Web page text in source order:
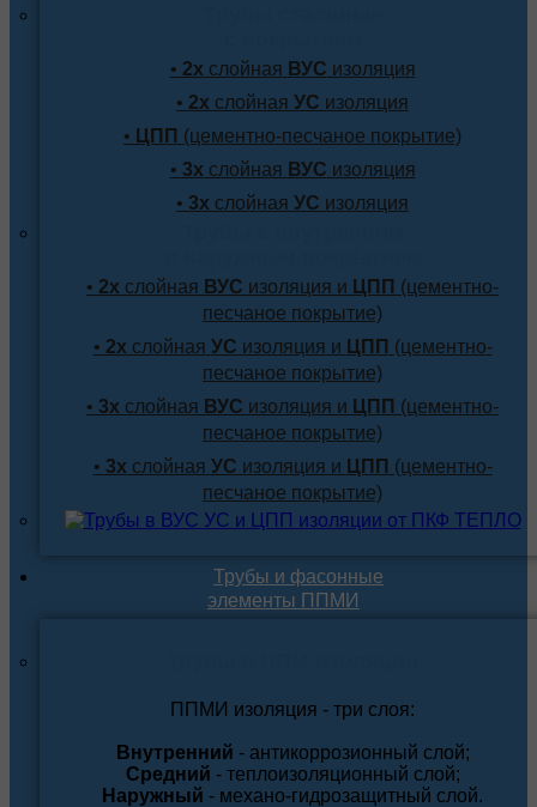
• 2х слойная ВУС изоляция
• 2х слойная УС изоляция
• ЦПП (цементно-песчаное покрытие)
• 3х слойная ВУС изоляция
• 3х слойная УС изоляция
• 2х слойная ВУС изоляция и ЦПП (цементно-
песчаное покрытие)
• 2х слойная УС изоляция и ЦПП (цементно-
песчаное покрытие)
• 3х слойная ВУС изоляция и ЦПП (цементно-
песчаное покрытие)
• 3х слойная УС изоляция и ЦПП (цементно-
песчаное покрытие)
Трубы и фасонные
элементы ППМИ
ППМИ изоляция - три слоя:
Внутренний - антикоррозионный слой;
Средний - теплоизоляционный слой;
Наружный - механо-гидрозащитный слой.